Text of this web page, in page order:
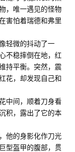
，唯一遇见的怪物
害怕着瑞德和弗里
轻微的抖动了一
不稳摔倒在地，红
持平衡。突然，震
花，却发现自己和
中间，顺着刀身看
积，露出了它的本
他的身影化作刀光
型盔甲的腹部，贯